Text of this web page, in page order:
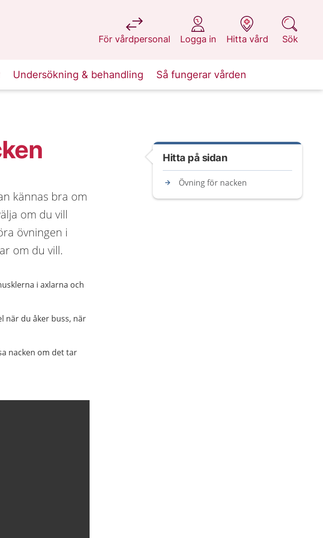
För vårdpersonal
på 1177.se
Logga in
på 1177.se
Hitta vård
på 1177.se
Sök
på 1177.se
Undersökning & behandling Så fungerar vården
kännas bra om
om du vill
övningen i
om du vill.
i axlarna och
när du åker buss, när
nacken om det tar
Hitta på sidan
Övning för nacken